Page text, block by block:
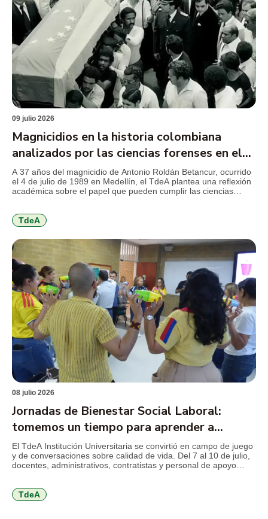
09 julio 2026
Magnicidios en la historia colombiana
analizados por las ciencias forenses en el
TdeA
A 37 años del magnicidio de Antonio Roldán Betancur, ocurrido
el 4 de julio de 1989 en Medellín, el TdeA plantea una reflexión
académica sobre el papel que pueden cumplir las ciencias
la justicia, la […]
TdeA
08 julio 2026
Jornadas de Bienestar Social Laboral:
tomemos un tiempo para aprender a
cuidarnos
El TdeA Institución Universitaria se convirtió en campo de juego
y de conversaciones sobre calidad de vida. Del 7 al 10 de julio,
docentes, administrativos, contratistas y personal de apoyo
entre otros temas que invitan a volver […]
TdeA